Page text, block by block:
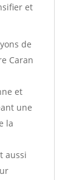
et
de
Caran
et
une
la
aussi